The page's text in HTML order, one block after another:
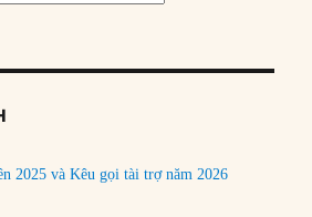
2025 và Kêu gọi tài trợ năm 2026